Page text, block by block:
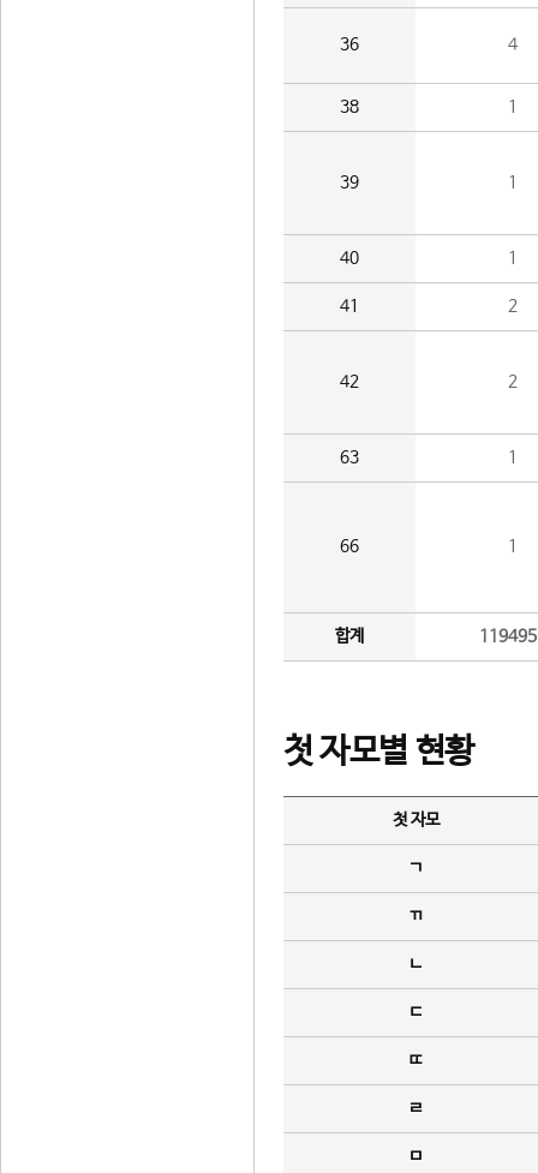
36 4
38 1
39 1
40 1
41 2
42 2
63 1
66 1
합계
첫 자모별 현황
첫 자모
ㄱ
ㄲ
ㄴ
ㄷ
ㄸ
ㄹ
ㅁ